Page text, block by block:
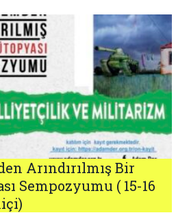
Arındırılmış Bir
Sempozyumu ( 15-16